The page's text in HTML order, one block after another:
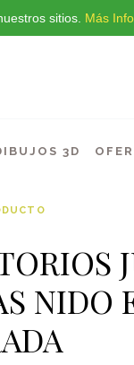
sitios. Más
3D
NIDO